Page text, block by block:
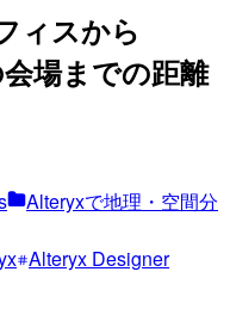
ィスから
場までの距離
Alteryxで地理・空間分
Alteryx Designer